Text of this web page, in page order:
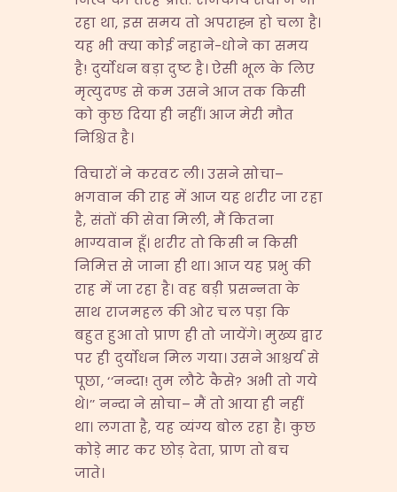
रहा था, इस समय तो अपराह्न हो चला है।
यह भी क्या कोई नहाने-धोने का समय
है! दुर्योधन बड़ा दुष्ट है। ऐसी भूल के लिए
मृत्युदण्ड से कम उसने आज तक किसी
को कुछ दिया ही नहीं। आज मेरी मौत
निश्चित है।
विचारों ने करवट ली। उसने सोचा–
भगवान की राह में आज यह शरीर जा रहा
है, संतों की सेवा मिली, मैं कितना
भाग्यवान हूँ। शरीर तो किसी न किसी
निमित्त से जाना ही था। आज यह प्रभु की
राह में जा रहा है। वह बड़ी प्रसन्नता के
साथ राजमहल की ओर चल पड़ा कि
बहुत हुआ तो प्राण ही तो जायेंगे। मुख्य द्वार
पर ही दुर्योधन मिल गया। उसने आश्चर्य से
पूछा, ‘‘नन्दा! तुम लौटे कैसे? अभी तो गये
थे।’’ नन्दा ने सोचा– मैं तो आया ही नहीं
था। लगता है, यह व्यंग्य बोल रहा है। कुछ
कोड़े मार कर छोड़ देता, प्राण तो बच
जाते।